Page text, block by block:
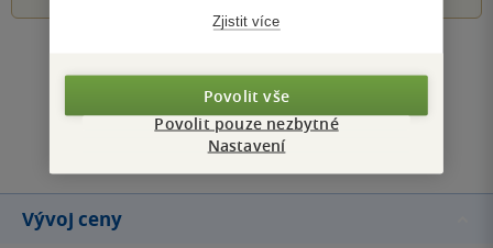
Přidat hodnocení
Vývoj ceny
Zjistit více
Povolit vše
Povolit pouze nezbytné
Nastavení